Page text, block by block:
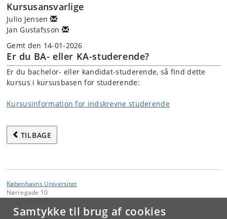
Samtykke til brug af cookies
Kursusansvarlige
Julio Jensen
Jan Gustafsson
Gemt den 14-01-2026
Er du BA- eller KA-studerende?
Er du bachelor- eller kandidat-studerende, så find dette
kursus i kursusbasen for studerende:
Kursusinformation for indskrevne studerende
TILBAGE
Københavns Universitet
Nørregade 10